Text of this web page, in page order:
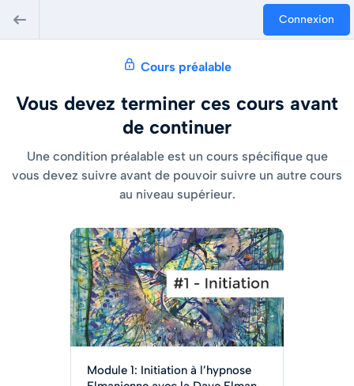
Connexion
Cours préalable
Vous devez terminer ces cours avant
de continuer
Une condition préalable est un cours spécifique que
vous devez suivre avant de pouvoir suivre un autre cours
au niveau supérieur.
Module 1: Initiation à l’hypnose